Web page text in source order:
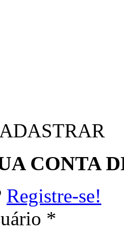
CONTA
Registre-se!
*